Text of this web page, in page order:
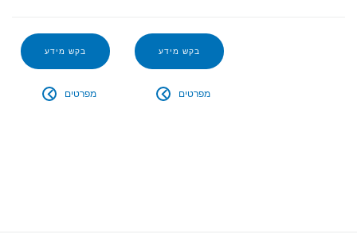
בקש מידע
מפרטים 
בקש מידע
מפרטים 